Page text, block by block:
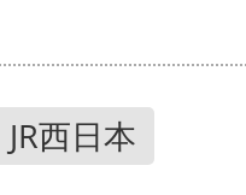
JR西日本